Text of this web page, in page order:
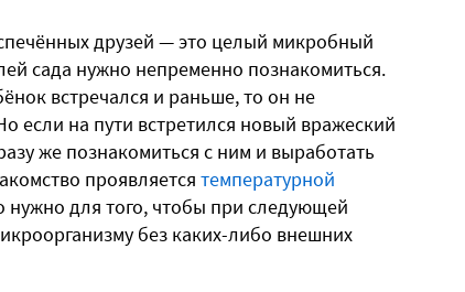
друзей — это целый микробный
сада нужно непременно познакомиться.
встречался и раньше, то он не
если на пути встретился новый вражеский
же познакомиться с ним и выработать
проявляется температурной
нужно для того, чтобы при следующей
без каких-либо внешних